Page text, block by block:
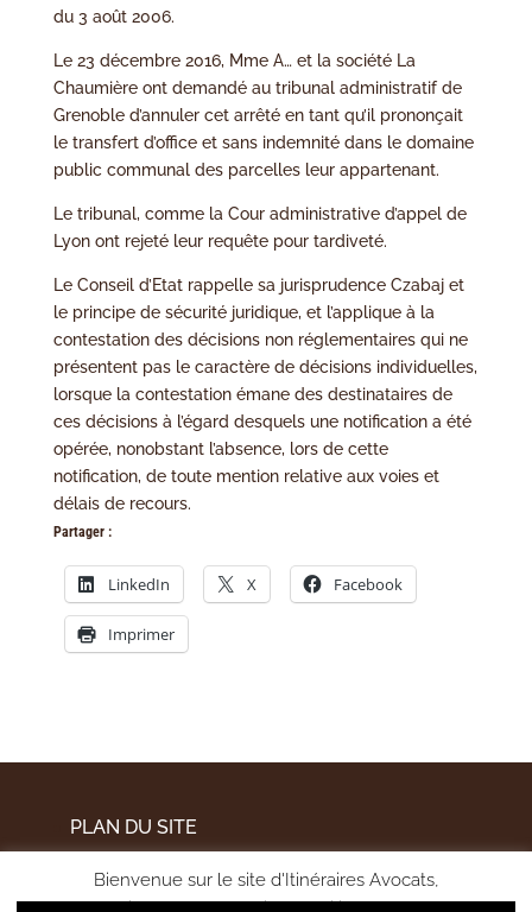
du 3 août 2006.
Le 23 décembre 2016, Mme A… et la société La
Chaumière ont demandé au tribunal administratif de
Grenoble d’annuler cet arrêté en tant qu’il prononçait
le transfert d’office et sans indemnité dans le domaine
public communal des parcelles leur appartenant.
Le tribunal, comme la Cour administrative d’appel de
Lyon ont rejeté leur requête pour tardiveté.
Le Conseil d’Etat rappelle sa jurisprudence Czabaj et
le principe de sécurité juridique, et l’applique à la
contestation des décisions non réglementaires qui ne
présentent pas le caractère de décisions individuelles,
lorsque la contestation émane des destinataires de
ces décisions à l’égard desquels une notification a été
opérée, nonobstant l’absence, lors de cette
notification, de toute mention relative aux voies et
délais de recours.
Partager :
LinkedIn X Facebook
Imprimer
PLAN DU SITE
POLITIQUE DE CONFIDENTIALITÉ
Bienvenue sur le site d'Itinéraires Avocats,